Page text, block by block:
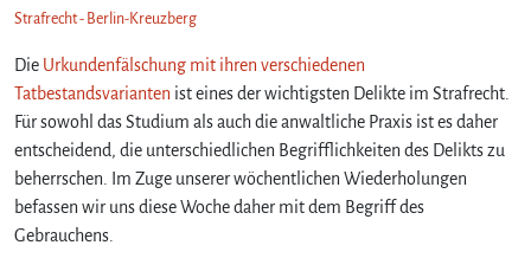
Strafrecht - Berlin-Kreuzberg
Die Urkundenfälschung mit ihren verschiedenen
Tatbestandsvarianten ist eines der wichtigsten Delikte im Strafrecht.
Für sowohl das Studium als auch die anwaltliche Praxis ist es daher
entscheidend, die unterschiedlichen Begrifflichkeiten des Delikts zu
beherrschen. Im Zuge unserer wöchentlichen Wiederholungen
befassen wir uns diese Woche daher mit dem Begriff des
Gebrauchens.